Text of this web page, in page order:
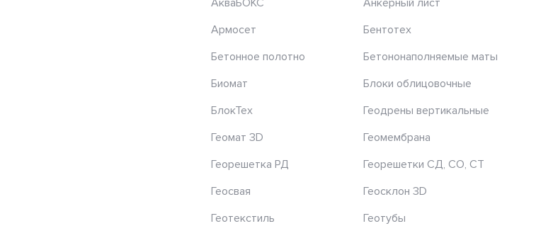
Армосет
Бентотех
Бетонное полотно
Бетононаполняемые маты
Биомат
Блоки облицовочные
БлокТех
Геодрены вертикальные
Геомат 3D
Геомембрана
Георешетка РД
Георешетки СД, СО, СТ
Геосвая
Геосклон 3D
Геотекстиль
Геотубы